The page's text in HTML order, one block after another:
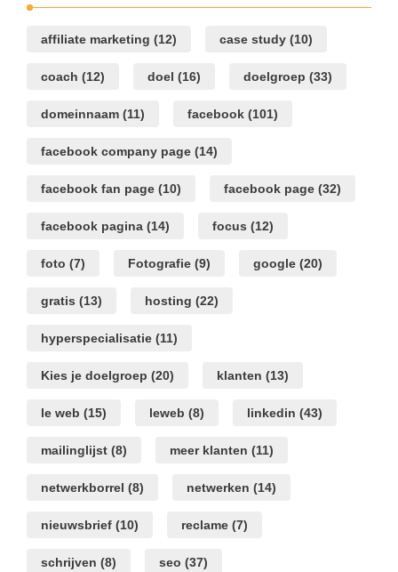
affiliate marketing (12) case study (10)
coach (12) doel (16) doelgroep (33)
domeinnaam (11) facebook (101)
facebook company page (14)
facebook fan page (10) facebook page (32)
facebook pagina (14) focus (12)
foto (7) Fotografie (9) google (20)
gratis (13) hosting (22)
hyperspecialisatie (11)
Kies je doelgroep (20) klanten (13)
le web (15) leweb (8) linkedin (43)
mailinglijst (8) meer klanten (11)
netwerkborrel (8) netwerken (14)
nieuwsbrief (10) reclame (7)
schrijven (8) seo (37)